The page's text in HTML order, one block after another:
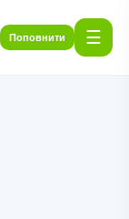
Поповнити ☰